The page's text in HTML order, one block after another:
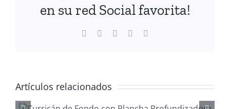
en su red Social favorita!
Facebook LinkedInWhatsApp
Artículos relacionados
Gestionar